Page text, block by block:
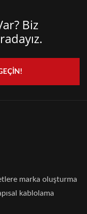
Biz
marka oluşturma
kablolama